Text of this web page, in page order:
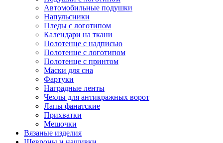
Автомобильные подушки
Напульсники
Пледы с логотипом
Календари на ткани
Полотенце с надписью
Полотенце с логотипом
Полотенце с принтом
Маски для сна
Фартуки
Наградные ленты
Чехлы для антикражных ворот
Лапы фанатские
Прихватки
Мешочки
Вязаные изделия